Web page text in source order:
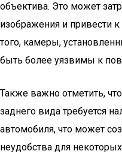
объектива. Это может
изображения и привести
того, камеры,
быть более уязвимы к
Также важно отметить,
заднего вида требуется
автомобиля, что может
неудобства для